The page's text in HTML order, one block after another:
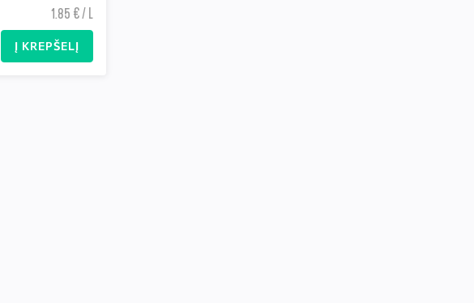
1.85 € / L
Į KREPŠELĮ